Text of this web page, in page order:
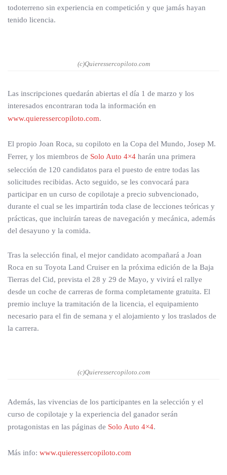
todoterreno sin experiencia en competición y que jamás hayan
tenido licencia.
(c)Quieressercopiloto.com
Las inscripciones quedarán abiertas el día 1 de marzo y los
interesados encontraran toda la información en
www.quieressercopiloto.com.
El propio Joan Roca, su copiloto en la Copa del Mundo, Josep M.
Ferrer, y los miembros de Solo Auto 4×4 harán una primera
selección de 120 candidatos para el puesto de entre todas las
solicitudes recibidas. Acto seguido, se les convocará para
participar en un curso de copilotaje a precio subvencionado,
durante el cual se les impartirán toda clase de lecciones teóricas y
prácticas, que incluirán tareas de navegación y mecánica, además
del desayuno y la comida.
Tras la selección final, el mejor candidato acompañará a Joan
Roca en su Toyota Land Cruiser en la próxima edición de la Baja
Tierras del Cid, prevista el 28 y 29 de Mayo, y vivirá el rallye
desde un coche de carreras de forma completamente gratuita. El
premio incluye la tramitación de la licencia, el equipamiento
necesario para el fin de semana y el alojamiento y los traslados de
la carrera.
(c)Quieressercopiloto.com
Además, las vivencias de los participantes en la selección y el
curso de copilotaje y la experiencia del ganador serán
protagonistas en las páginas de Solo Auto 4×4.
Más info: www.quieressercopiloto.com